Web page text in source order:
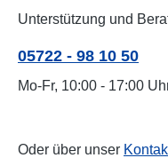
Unterstützung und
05722 - 98 10 50
Mo-Fr, 10:00 - 17:00
Oder über unser